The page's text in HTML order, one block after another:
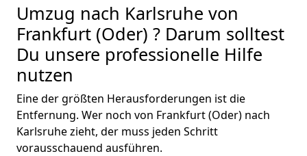
Umzug nach Karlsruhe von
Frankfurt (Oder) ? Darum solltest
Du unsere professionelle Hilfe
nutzen
Eine der größten Herausforderungen ist die
Entfernung. Wer noch von Frankfurt (Oder) nach
Karlsruhe zieht, der muss jeden Schritt
vorausschauend ausführen.